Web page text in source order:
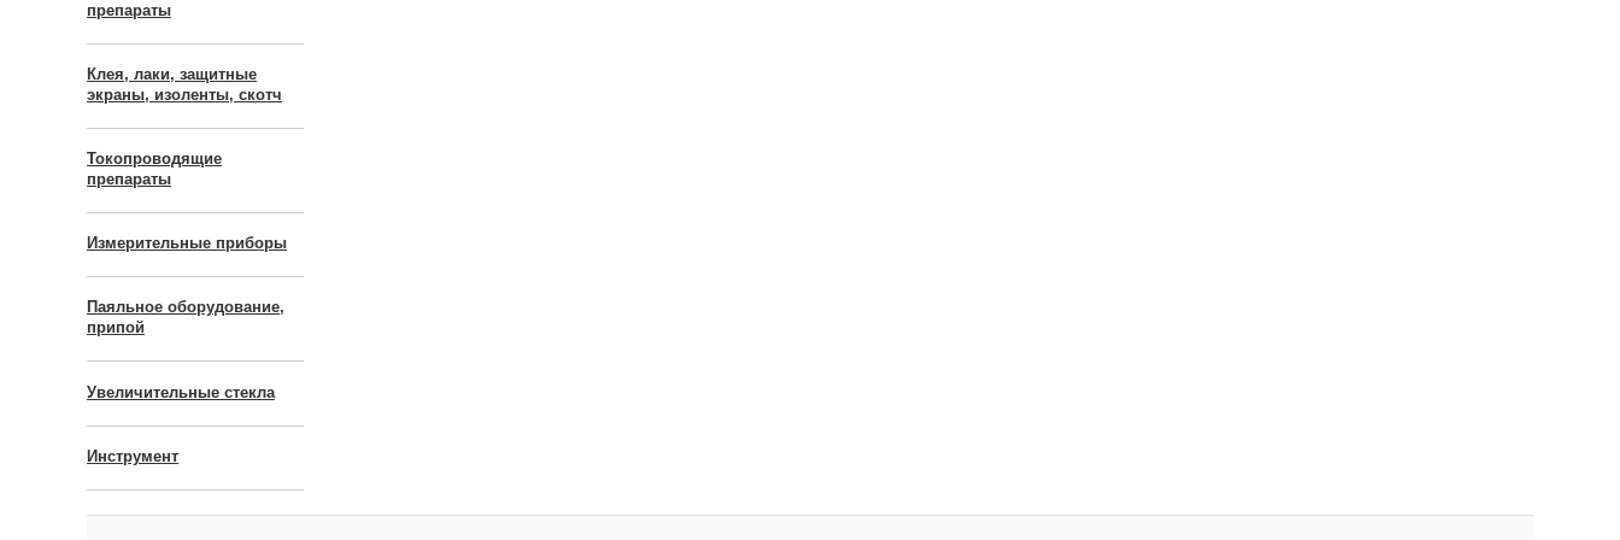
препараты
Клея, лаки, защитные
экраны, изоленты, скотч
Токопроводящие
препараты
Измерительные приборы
Паяльное оборудование,
припой
Увеличительные стекла
Инструмент